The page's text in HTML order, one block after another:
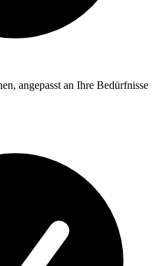
angepasst an Ihre Bedürfnisse